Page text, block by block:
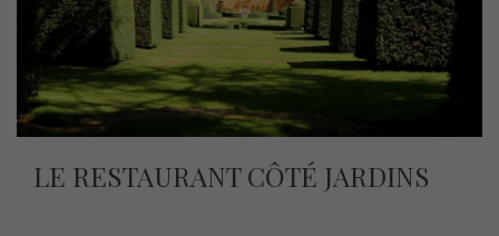
LE RESTAURANT CÔTÉ JARDINS